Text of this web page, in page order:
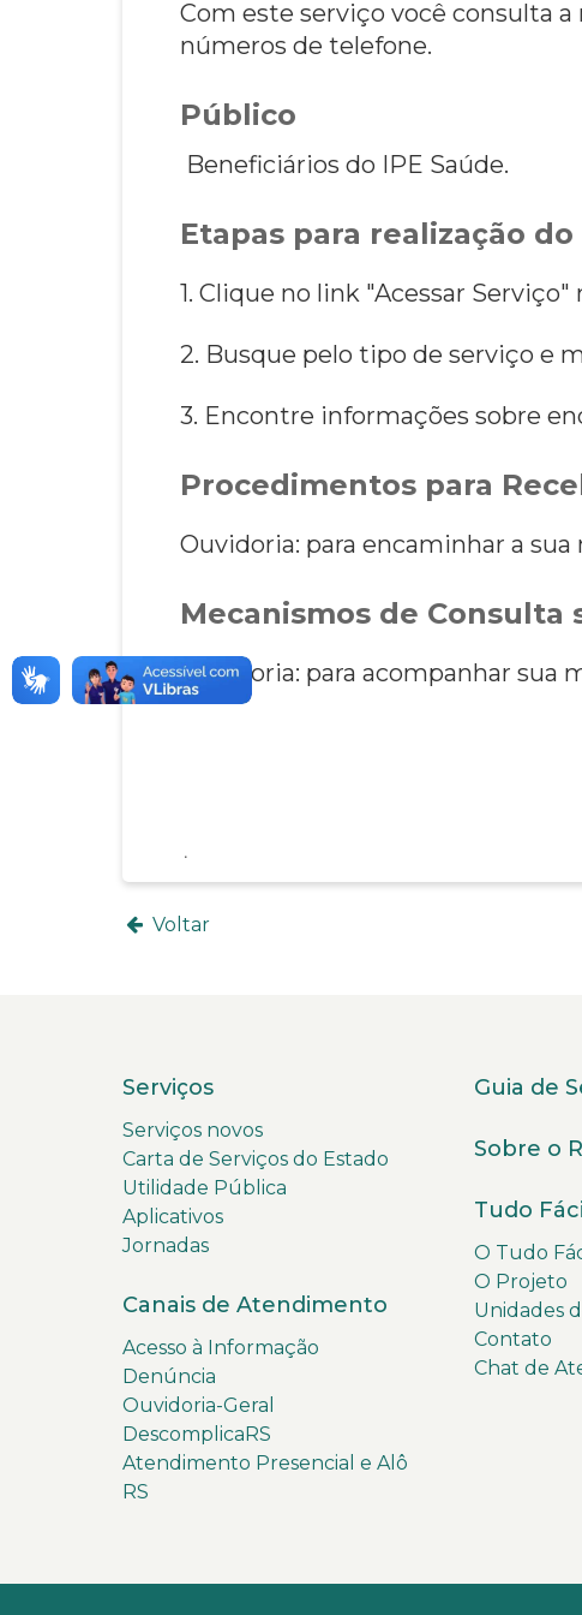
Com este serviço você consulta
números de telefone.
Público
Beneficiários do IPE Saúde.
Etapas para realização
1. Clique no link "Acessar
2. Busque pelo tipo de serviço e
3. Encontre informações sobre
Procedimentos para
Ouvidoria: para encaminhar a
Mecanismos de
Ouvidoria: para acompanhar sua
Voltar
Serviços
Serviços novos
Carta de Serviços do Estado
Utilidade Pública
Aplicativos
Jornadas
Canais de Atendimento
Acesso à Informação
Denúncia
Ouvidoria-Geral
DescomplicaRS
Atendimento Presencial e Alô
RS
Guia de
Sobre o
Tudo
O Tudo
O Projeto
Unidades
Contato
Chat de